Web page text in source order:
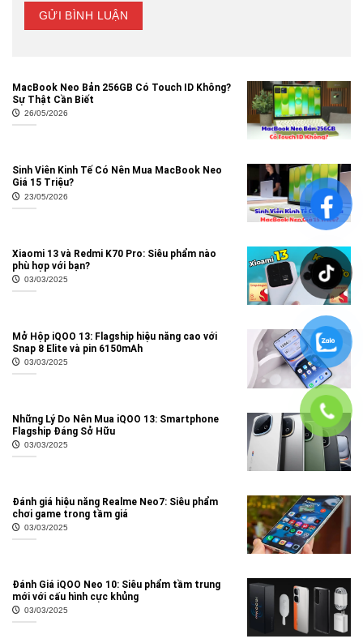
MacBook Neo Bản 256GB Có Touch ID Không?
Sự Thật Cần Biết
26/05/2026
Sinh Viên Kinh Tế Có Nên Mua MacBook Neo
Giá 15 Triệu?
23/05/2026
Xiaomi 13 và Redmi K70 Pro: Siêu phẩm nào
phù hợp với bạn?
03/03/2025
Mở Hộp iQOO 13: Flagship hiệu năng cao với
Snap 8 Elite và pin 6150mAh
03/03/2025
Những Lý Do Nên Mua iQOO 13: Smartphone
Flagship Đáng Sở Hữu
03/03/2025
Đánh giá hiệu năng Realme Neo7: Siêu phẩm
chơi game trong tầm giá
03/03/2025
Đánh Giá iQOO Neo 10: Siêu phẩm tầm trung
mới với cấu hình cực khủng
03/03/2025